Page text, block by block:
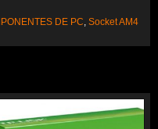
DE PC Socket AM4